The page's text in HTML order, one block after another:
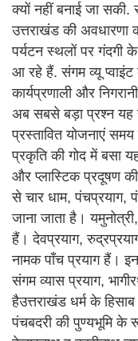
क्यों नहीं बनाई जा
उत्तराखंड की अवधारणा
पर्यटन स्थलों पर गंदगी
आ रहे हैं. संगम व्यू प्वाइंट
कार्यप्रणाली और
अब सबसे बड़ा प्रश्न यह
प्रस्तावित योजनाएं
प्रकृति की गोद में बसा
और प्लास्टिक प्रदूषण
से चार धाम, पंचप्रयाग,
जाना जाता है।
हैं। देवप्रयाग,
नामक पाँच प्रयाग हैं।
संगम व्यास प्रयाग,
हैउत्तराखंड धर्म के
पंचबदरी की पुण्यभूमि के